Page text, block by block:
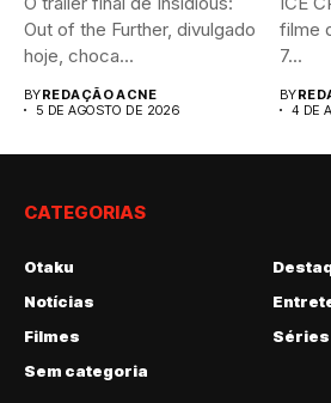
Out of the Further, divulgado
hoje, choca...
BYREDAÇÃO ACNE
5 DE AGOSTO DE 2026
filme
7...
BY
4 DE
CATEGORIAS
Otaku
Notícias
Filmes
Séries
Sem categoria